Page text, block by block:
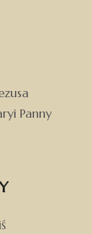
Panny